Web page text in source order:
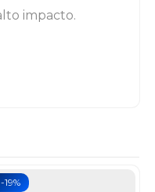
impacto.
-19%